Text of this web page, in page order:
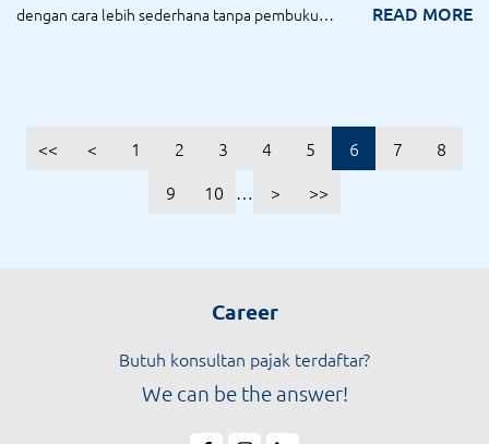
dengan cara lebih sederhana tanpa pembukuan
READ MORE
<< < 1 2 3 4 5 6 7
8
9
10 … > >>
Career
Butuh konsultan pajak terdaftar?
We can be the answer!